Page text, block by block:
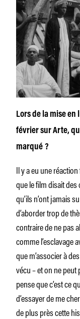
Lors de la mise
février sur Arte,
marqué ?
Il y a eu une
que le film disait
qu’ils n’ont jamais
d’aborder trop de
contraire de ne pas
comme l’esclavage
que m’associer à
vécu – et on ne peut
pense que c’est ce
d’essayer de me
de plus près cette